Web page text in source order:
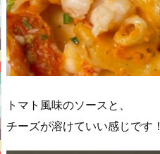
トマト風味のソースと、
チーズが溶けていい感じです！